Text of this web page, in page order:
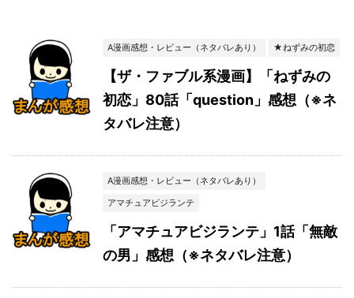
A漫画感想・レビュー（ネタバレあり） ★ねずみの初恋
【ザ・ファブル系漫画】「ねずみの
初恋」80話「question」感想（※ネ
タバレ注意）
A漫画感想・レビュー（ネタバレあり）
アマチュアビジランテ
「アマチュアビジランテ」1話「無敵
の男」感想（※ネタバレ注意）